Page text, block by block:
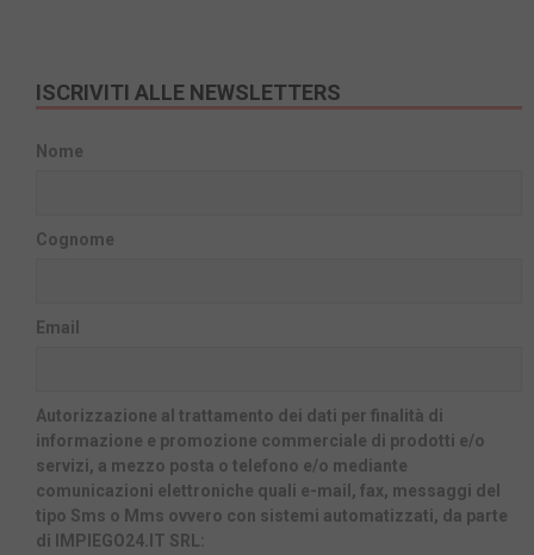
ISCRIVITI ALLE NEWSLETTERS
Nome
Cognome
Email
Autorizzazione al trattamento dei dati per finalità di
informazione e promozione commerciale di prodotti e/o
servizi, a mezzo posta o telefono e/o mediante
comunicazioni elettroniche quali e-mail, fax, messaggi del
tipo Sms o Mms ovvero con sistemi automatizzati, da parte
di IMPIEGO24.IT SRL: